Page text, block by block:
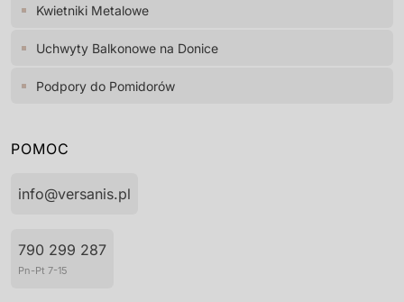
Kwietniki Metalowe
Uchwyty Balkonowe na Donice
Podpory do Pomidorów
POMOC
info@versanis.pl
790 299 287
Pn-Pt 7-15